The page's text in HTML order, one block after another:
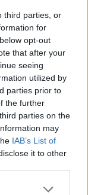
third parties, or
for
opt-out
that after your
seeing
utilized by
parties prior to
the further
parties on the
may
IAB’s List of
it to other
00:00:30